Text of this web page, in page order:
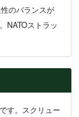
のバランスが
NATOストラッ
す。スクリュー